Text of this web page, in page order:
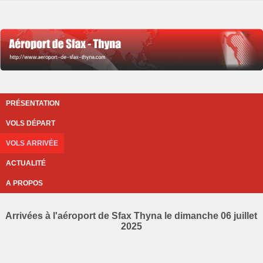
PRÉSENTATION
VOLS DÉPART
VOLS ARRIVÉE
ACTUALITÉ
A PROPOS
Arrivées à l'aéroport de Sfax Thyna le dimanche 06 juillet
2025